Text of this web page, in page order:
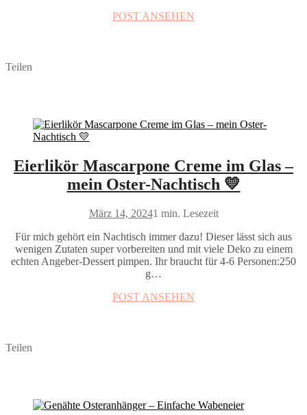
POST ANSEHEN
Teilen
Eierlikör Mascarpone Creme im Glas –
mein Oster-Nachtisch 💛
März 14, 20241 min. Lesezeit
Für mich gehört ein Nachtisch immer dazu! Dieser lässt sich aus
wenigen Zutaten super vorbereiten und mit viele Deko zu einem
echten Angeber-Dessert pimpen. Ihr braucht für 4-6 Personen:250
g…
POST ANSEHEN
Teilen